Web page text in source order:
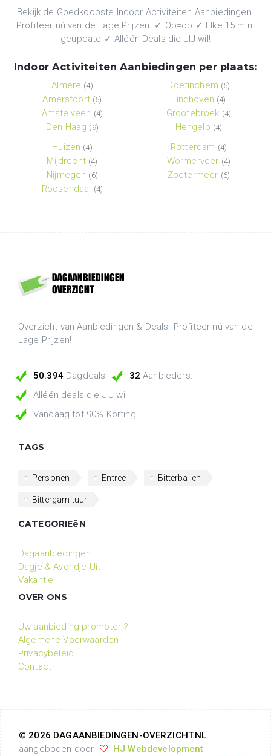
Bekijk de Goedkoopste Indoor Activiteiten Aanbiedingen.
Profiteer nú van de Lage Prijzen. ✓ Op=op ✓ Elke 15 min.
geupdate ✓ Alléén Deals die JIJ wil!
Indoor Activiteiten Aanbiedingen per plaats:
Almere (4)
Amersfoort (5)
Amstelveen (4)
Den Haag (9)
Doetinchem (5)
Eindhoven (4)
Grootebroek (4)
Hengelo (4)
Huizen (4)
Mijdrecht (4)
Nijmegen (6)
Roosendaal (4)
Rotterdam (4)
Wormerveer (4)
Zoetermeer (6)
Overzicht van Aanbiedingen & Deals. Profiteer nú van de
Lage Prijzen!
50.394Dagdeals. 32 Aanbieders.
Alléén deals die JIJ wil.
Vandaag tot 90% Korting.
TAGS
Personen Entree Bitterballen
Bittergarnituur
CATEGORIEëN
Dagaanbiedingen
Dagje & Avondje Uit
Vakantie
OVER ONS
Uw aanbieding promoten?
Algemene Voorwaarden
Privacybeleid
Contact
© 2026 DAGAANBIEDINGEN-OVERZICHT.NL
aangeboden door
HJ Webdevelopment